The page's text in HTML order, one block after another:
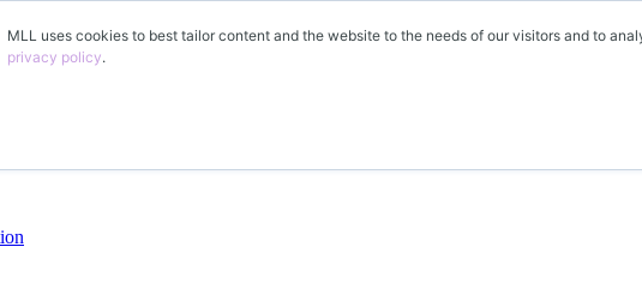
MLL uses cookies to best tailor content and the website to the needs of our visitors and to
privacy policy.